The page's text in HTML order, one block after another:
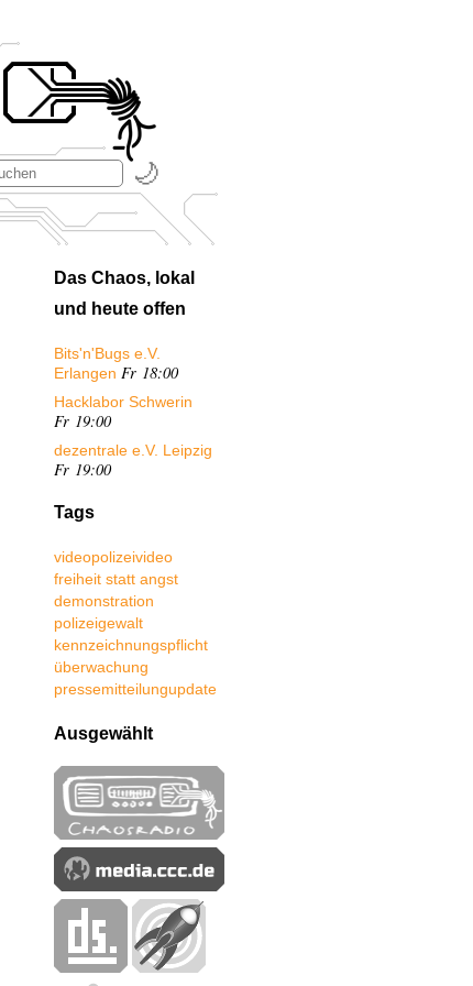
Das Chaos, lokal
und heute offen
Bits'n'Bugs e.V.
Erlangen Fr 18:00
Hacklabor Schwerin
Fr 19:00
dezentrale e.V. Leipzig
Fr 19:00
Tags
videopolizeivideo
freiheit statt angst
demonstration
polizeigewalt
kennzeichnungspflicht
überwachung
pressemitteilungupdate
Ausgewählt